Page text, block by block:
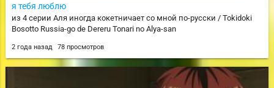
я тебя люблю
из 4 серии Аля иногда кокетничает со мной по-русски / Tokidoki
Bosotto Russia-go de Dereru Tonari no Alya-san
2 года назад 78 просмотров